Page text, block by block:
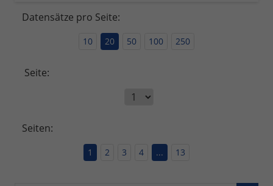
Datensätze pro Seite:
10 20 50 100 250
Seite:
Seiten:
1 2 3 4 ... 13